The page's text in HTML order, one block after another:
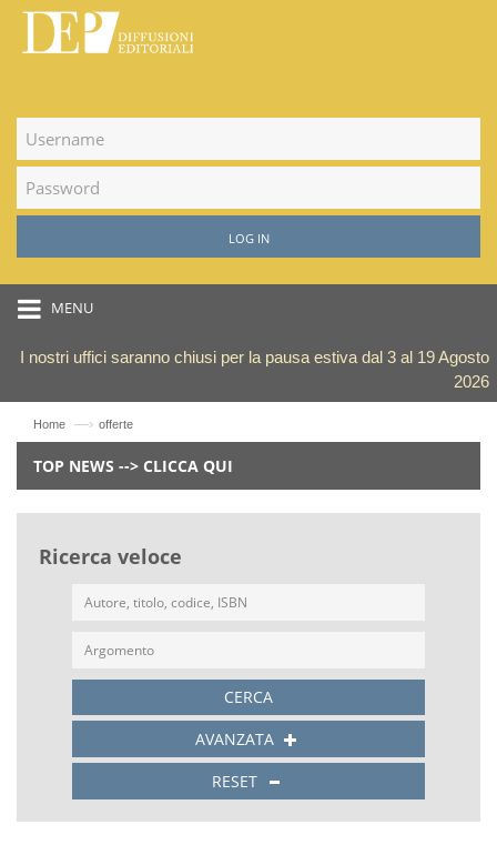
LOG IN
MENU
I nostri uffici saranno chiusi per la pausa estiva dal 3 al 19 Agosto
2026
Home —› offerte
TOP NEWS --> CLICCA QUI
Ricerca veloce
CERCA
AVANZATA
RESET